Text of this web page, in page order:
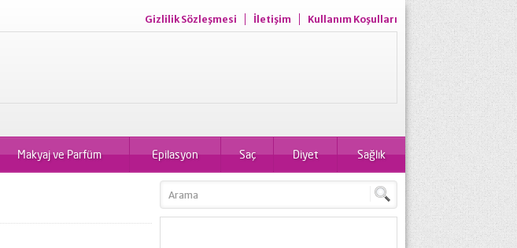
Gizlilik Sözleşmesi İletişim Kullanım Koşulları
Makyaj ve Parfüm Epilasyon Saç Diyet Sağlık